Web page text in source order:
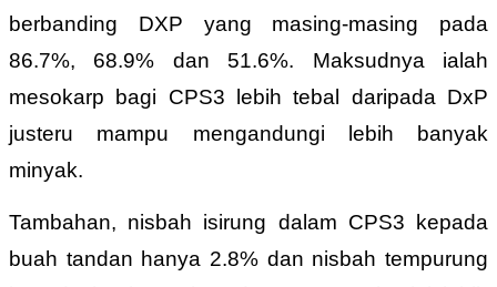
berbanding DXP yang masing-masing pada
86.7%, 68.9% dan 51.6%. Maksudnya ialah
mesokarp bagi CPS3 lebih tebal daripada DxP
justeru mampu mengandungi lebih banyak
minyak.
Tambahan, nisbah isirung dalam CPS3 kepada
buah tandan hanya 2.8% dan nisbah tempurung